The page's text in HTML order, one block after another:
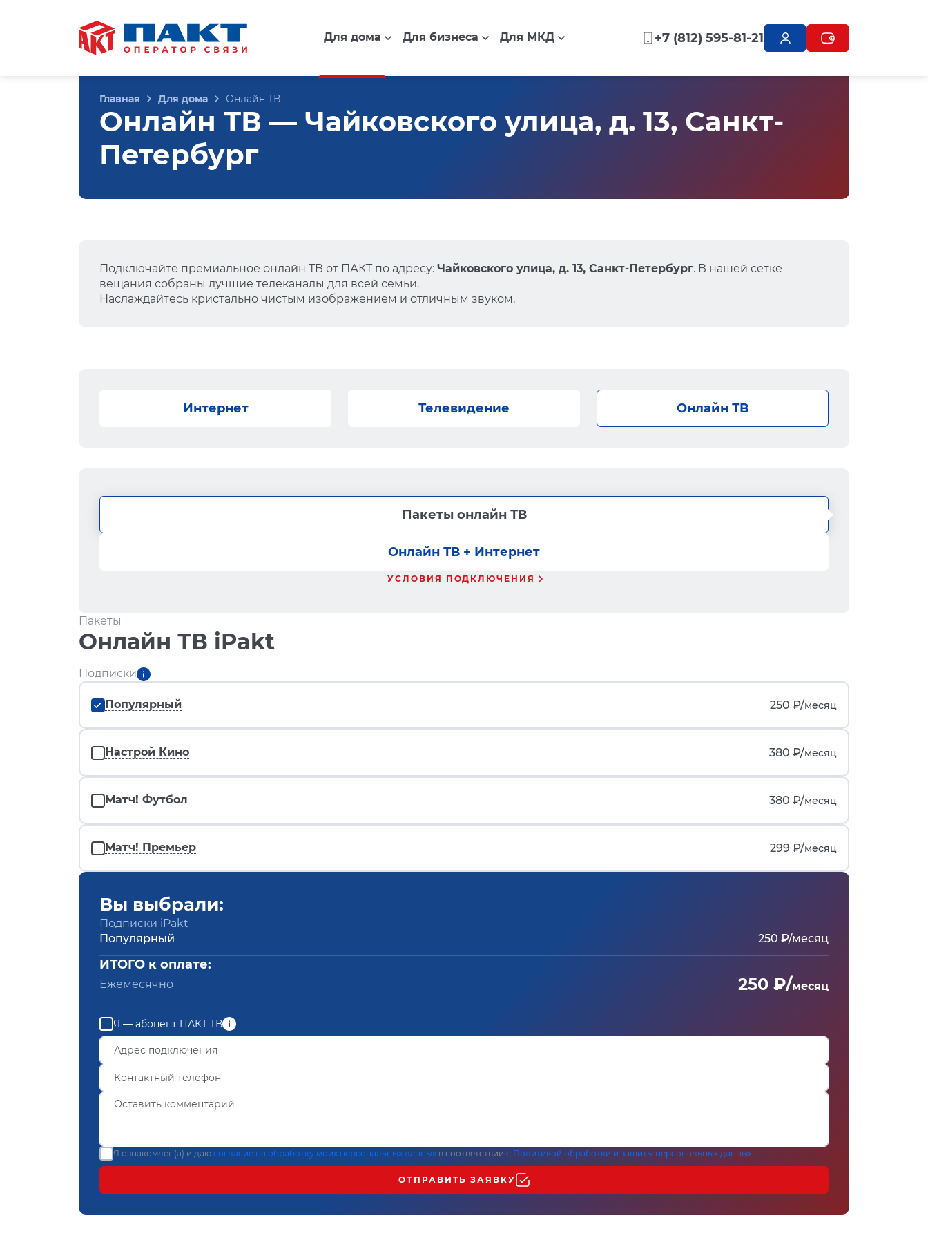
Для дома Для бизнеса Для МКД +7 (812) 595-81-21
Главная Для дома Онлайн ТВ
Онлайн ТВ — Чайковского улица, д. 13, Санкт-
Петербург
Подключайте премиальное онлайн ТВ от ПАКТ по адресу: Чайковского улица, д. 13, Санкт-Петербург. В нашей сетке
вещания собраны лучшие телеканалы для всей семьи.
Наслаждайтесь кристально чистым изображением и отличным звуком.
Интернет Телевидение Онлайн ТВ
Пакеты онлайн ТВ
Онлайн ТВ + Интернет
УСЛОВИЯ ПОДКЛЮЧЕНИЯ
Пакеты
Онлайн ТВ iPakt
Подписки
Популярный 250 ₽/месяц
Настрой Кино 380 ₽/месяц
Матч! Футбол 380 ₽/месяц
Матч! Премьер 299 ₽/месяц
Вы выбрали:
Подписки iPakt
Популярный
250 ₽/месяц
ИТОГО к оплате:
Ежемесячно 250 ₽/месяц
Я — абонент ПАКТ ТВ
Я ознакомлен(а) и даю согласие на обработку моих персональных данных в соответствии с Политикой обработки и защиты персональных данных
ОТПРАВИТЬ ЗАЯВКУ